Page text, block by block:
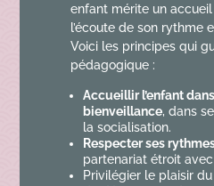
enfant mérite un accueil
l’écoute de son rythme
Voici les principes qui
pédagogique :
Accueillir l’enfant
bienveillance, dans
la socialisation.
Respecter ses
partenariat étroit
Privilégier le plaisir